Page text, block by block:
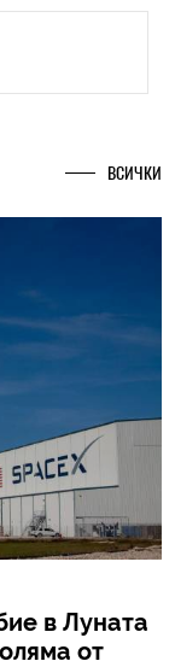
ВСИЧКИ
в Луната
от